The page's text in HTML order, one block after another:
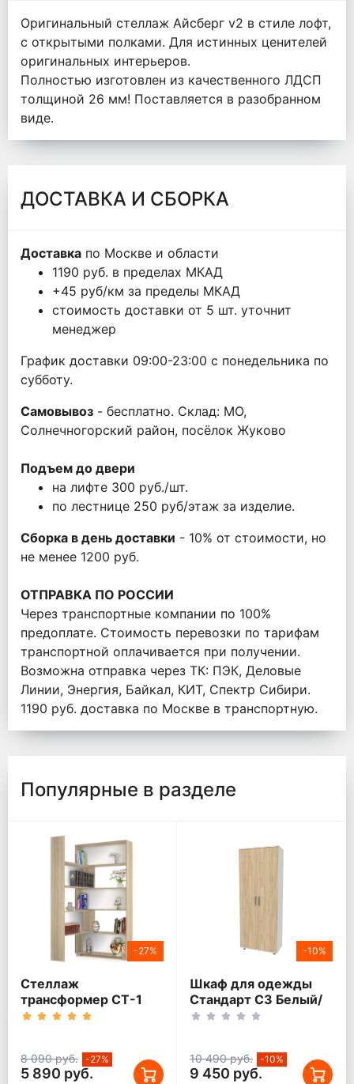
Оригинальный стеллаж Айсберг v2 в стиле лофт,
с открытыми полками. Для истинных ценителей
оригинальных интерьеров.
Полностью изготовлен из качественного ЛДСП
толщиной 26 мм! Поставляется в разобранном
виде.
ДОСТАВКА И СБОРКА
Доставка по Москве и области
1190 руб. в пределах МКАД
+45 руб/км за пределы МКАД
стоимость доставки от 5 шт. уточнит
менеджер
График доставки 09:00-23:00 с понедельника по
субботу.
Самовывоз - бесплатно. Склад: МО,
Солнечногорский район, посёлок Жуково
Подъем до двери
на лифте 300 руб./шт.
по лестнице 250 руб/этаж за изделие.
Сборка в день доставки - 10% от стоимости, но
не менее 1200 руб.
ОТПРАВКА ПО РОССИИ
Через транспортные компании по 100%
предоплате. Стоимость перевозки по тарифам
транспортной оплачивается при получении.
Возможна отправка через ТК: ПЭК, Деловые
Линии, Энергия, Байкал, КИТ, Спектр Сибири.
1190 руб. доставка по Москве в транспортную.
Популярные в разделе
-27%
Стеллаж
трансформер СТ-1
дуб сонома
8 090 руб. -27%
5 890 руб.
-10%
Шкаф для одежды
Стандарт С3 Белый/
Дуб сонома
10 490 руб. -10%
9 450 руб.